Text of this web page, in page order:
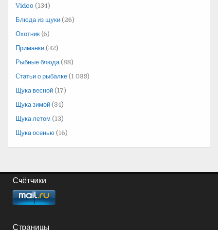
Video (134)
Блюда из щуки (26)
Охотник (6)
Приманки (32)
Рыбные блюда (88)
Статьи о рыбалке (1 039)
Щука весной (17)
Щука зимой (34)
Щука летом (13)
Щука осенью (16)
Счётчики
Страницы